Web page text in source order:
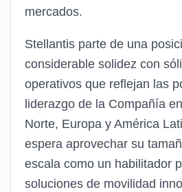
mercados.
Stellantis parte de una
considerable solidez con
operativos que reflejan las
liderazgo de la Compañía
Norte, Europa y América
espera aprovechar su
escala como un habilitador
soluciones de movilidad